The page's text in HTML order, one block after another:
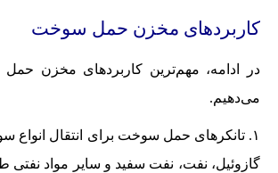
کاربردهای مخزن حمل سوخت
در ادامه، مهم‌ترین کاربردهای مخزن
می‌دهیم.
تانکرهای حمل سوخت برای انتقال انواع
گازوئیل، نفت، نفت سفید و سایر مواد نفتی